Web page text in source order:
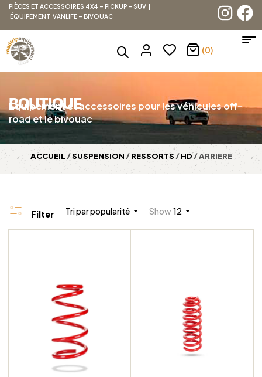
PIÈCES ET ACCESSOIRES 4X4 – PICKUP – SUV |
ÉQUIPEMENT VANLIFE – BIVOUAC
(0)
BOUTIQUE
Équipement et accessoires pour les véhicules off-
road et le bivouac
ACCUEIL /SUSPENSION /RESSORTS /HD/ ARRIERE
Filter Tri par popularité Show12